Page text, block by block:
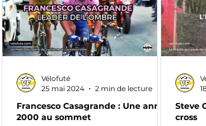
Top 10 sprinteurs Top 10 rouleurs
Villes et itinéraire cyclos
Francesco Casagrande : Une année
2000 au sommet
Vélofuté
25 mai 2024
2 min de lecture
Steve
cross